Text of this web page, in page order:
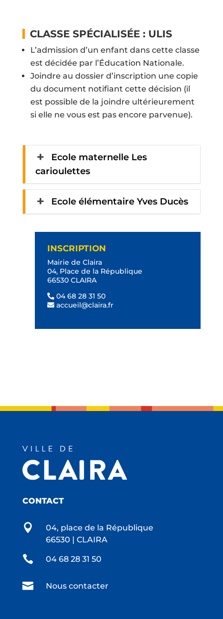
CLASSE SPÉCIALISÉE : ULIS
L’admission d’un enfant dans cette classe
est décidée par l’Éducation Nationale.
Joindre au dossier d’inscription une copie
du document notifiant cette décision (il
est possible de la joindre ultérieurement
si elle ne vous est pas encore parvenue).
Ecole maternelle Les
carioulettes
Ecole élémentaire Yves Ducès
INSCRIPTION
Mairie de Claira
04, Place de la République
66530 CLAIRA
04 68 28 31 50
accueil@claira.fr
CONTACT

04, place de la République
66530 | CLAIRA
 04 68 28 31 50
 Nous contacter